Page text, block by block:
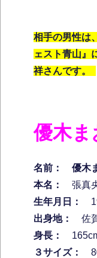
相手の男性は
ェスト青山』
祥さんです。
優木ま
名前： 優木
本名：
張真
生年月日：
出身地：
佐
身長：
３サイズ：